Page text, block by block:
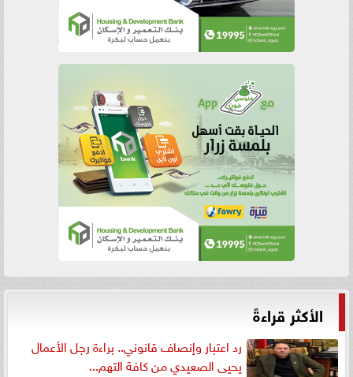
الأكثر قراءةً
رد اعتبار وإنصاف قانوني.. براءة رجل الأعمال
يحيى الصعيدي من كافة التهم...